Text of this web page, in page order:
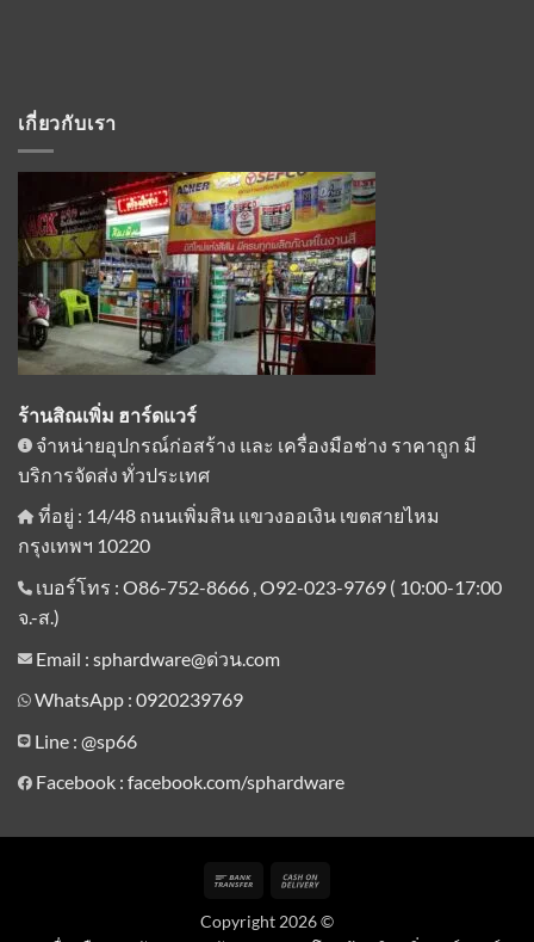
เกี่ยวกับเรา
ร้านสิณเพิ่ม ฮาร์ดแวร์
จำหน่ายอุปกรณ์ก่อสร้าง และ เครื่องมือช่าง ราคาถูก มี
บริการจัดส่ง ทั่วประเทศ
ที่อยู่ : 14/48 ถนนเพิ่มสิน แขวงออเงิน เขตสายไหม
กรุงเทพฯ 10220
เบอร์โทร : O86-752-8666 , O92-023-9769 ( 10:00-17:00
จ.-ส.)
Email : sphardware@ด่วน.com
WhatsApp : 0920239769
Line : @sp66
Facebook : facebook.com/sphardware
Bank
Delivery
Copyright 2026 ©